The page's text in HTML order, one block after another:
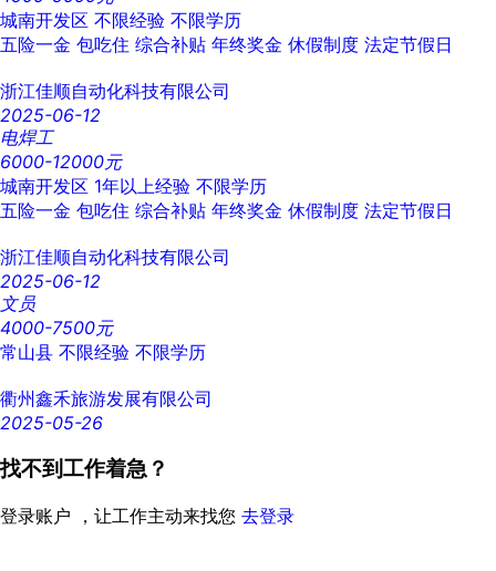
城南开发区 不限经验 不限学历
五险一金 包吃住 综合补贴 年终奖金 休假制度 法定节假日
浙江佳顺自动化科技有限公司
2025-06-12
电焊工
6000-12000元
城南开发区 1年以上经验 不限学历
五险一金 包吃住 综合补贴 年终奖金 休假制度 法定节假日
浙江佳顺自动化科技有限公司
2025-06-12
文员
4000-7500元
常山县 不限经验 不限学历
衢州鑫禾旅游发展有限公司
2025-05-26
找不到工作着急？
登录账户 ，让工作主动来找您 去登录